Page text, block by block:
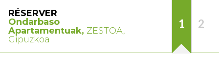
RÉSERVER
Ondarbaso
Apartamentuak, ZESTOA,
Gipuzkoa
1 2